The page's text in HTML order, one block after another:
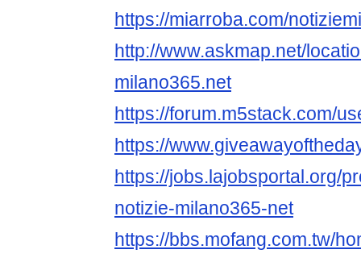
https://miarroba.com/
http://www.askmap.net/
milano365.net
https://forum.m5stack.com/
https://
https://jobs.lajobsportal.org/
notizie-milano365-net
https://bbs.mofang.com.tw/